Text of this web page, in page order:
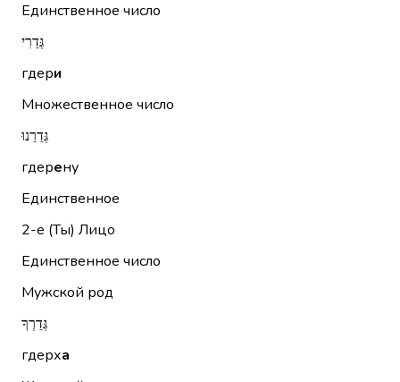
Единственное число
גְּדֵרִי
гдери
Множественное число
גְּדֵרֵנוּ
гдерену
Единственное
2-е (Ты) Лицо
Единственное число
Мужской род
גְּדֵרְךָ
гдерха